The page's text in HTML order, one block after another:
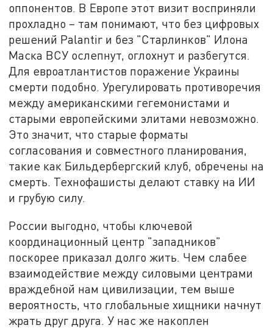
оппонентов. В Европе этот визит восприняли
прохладно – там понимают, что без цифровых
решений Palantir и без "Старлинков" Илона
Маска ВСУ ослепнут, оглохнут и разбегутся.
Для евроатлантистов поражение Украины
смерти подобно. Урегулировать противоречия
между американскими гегемонистами и
старыми европейскими элитами невозможно.
Это значит, что старые форматы
согласования и совместного планирования,
такие как Бильдербергский клуб, обречены на
смерть. Технофашисты делают ставку на ИИ
и грубую силу.
России выгодно, чтобы ключевой
координационный центр "западников"
поскорее приказал долго жить. Чем слабее
взаимодействие между силовыми центрами
враждебной нам цивилизации, тем выше
вероятность, что глобальные хищники начнут
жрать друг друга. У нас же накоплен